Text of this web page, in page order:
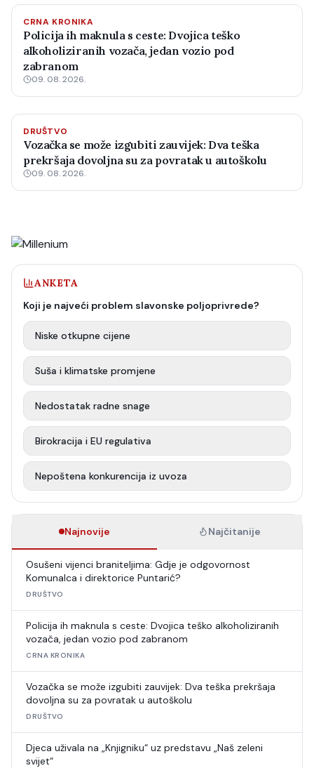
CRNA KRONIKA
Policija ih maknula s ceste: Dvojica teško
alkoholiziranih vozača, jedan vozio pod
zabranom
09. 08. 2026.
DRUŠTVO
Vozačka se može izgubiti zauvijek: Dva teška
prekršaja dovoljna su za povratak u autoškolu
09. 08. 2026.
ANKETA
Koji je najveći problem slavonske poljoprivrede?
Niske otkupne cijene
Suša i klimatske promjene
Nedostatak radne snage
Birokracija i EU regulativa
Nepoštena konkurencija iz uvoza
Najnovije Najčitanije
Osušeni vijenci braniteljima: Gdje je odgovornost
Komunalca i direktorice Puntarić?
DRUŠTVO
Policija ih maknula s ceste: Dvojica teško alkoholiziranih
vozača, jedan vozio pod zabranom
CRNA KRONIKA
Vozačka se može izgubiti zauvijek: Dva teška prekršaja
dovoljna su za povratak u autoškolu
DRUŠTVO
Djeca uživala na „Knjigniku“ uz predstavu „Naš zeleni
svijet“